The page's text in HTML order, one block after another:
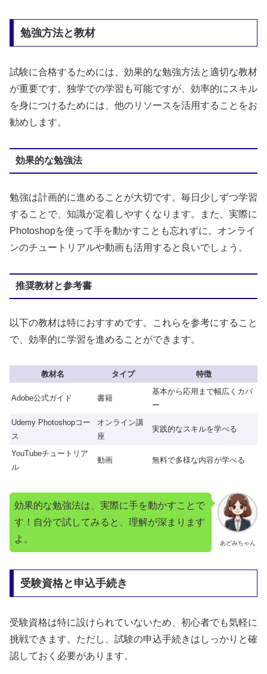
勉強方法と教材
試験に合格するためには、効果的な勉強方法と適切な教材
が重要です。独学での学習も可能ですが、効率的にスキル
を身につけるためには、他のリソースを活用することをお
勧めします。
効果的な勉強法
勉強は計画的に進めることが大切です。毎日少しずつ学習
することで、知識が定着しやすくなります。また、実際に
Photoshopを使って手を動かすことも忘れずに。オンライ
ンのチュートリアルや動画も活用すると良いでしょう。
推奨教材と参考書
以下の教材は特におすすめです。これらを参考にすること
で、効率的に学習を進めることができます。
教材名 タイプ 特徴
Adobe公式ガイド 書籍
基本から応用まで幅広くカバ
ー
Udemy Photoshopコー
ス
オンライン講
座
実践的なスキルを学べる
YouTubeチュートリア
ル
動画 無料で多様な内容が学べる
あどみちゃん
効果的な勉強法は、実際に手を動かすことで
す！自分で試してみると、理解が深まります
よ。
受験資格と申込手続き
受験資格は特に設けられていないため、初心者でも気軽に
挑戦できます。ただし、試験の申込手続きはしっかりと確
認しておく必要があります。